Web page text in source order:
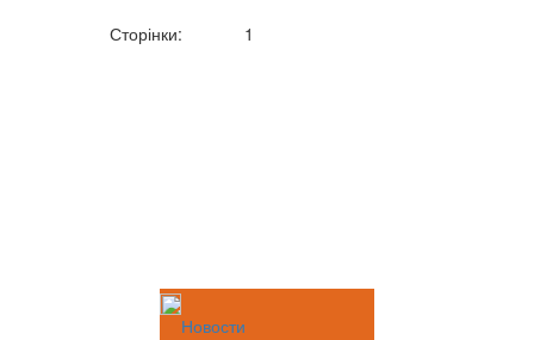
Сторінки: 1
Новости